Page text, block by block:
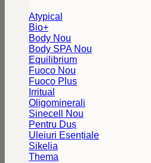
Atypical
Bio+
Body
Body SPA
Equilibrium
Fuoco
Fuoco Plus
Irritual
Oligominerali
Sinecell
Pentru Duș
Uleiuri Esențiale
Sikelia
Thema